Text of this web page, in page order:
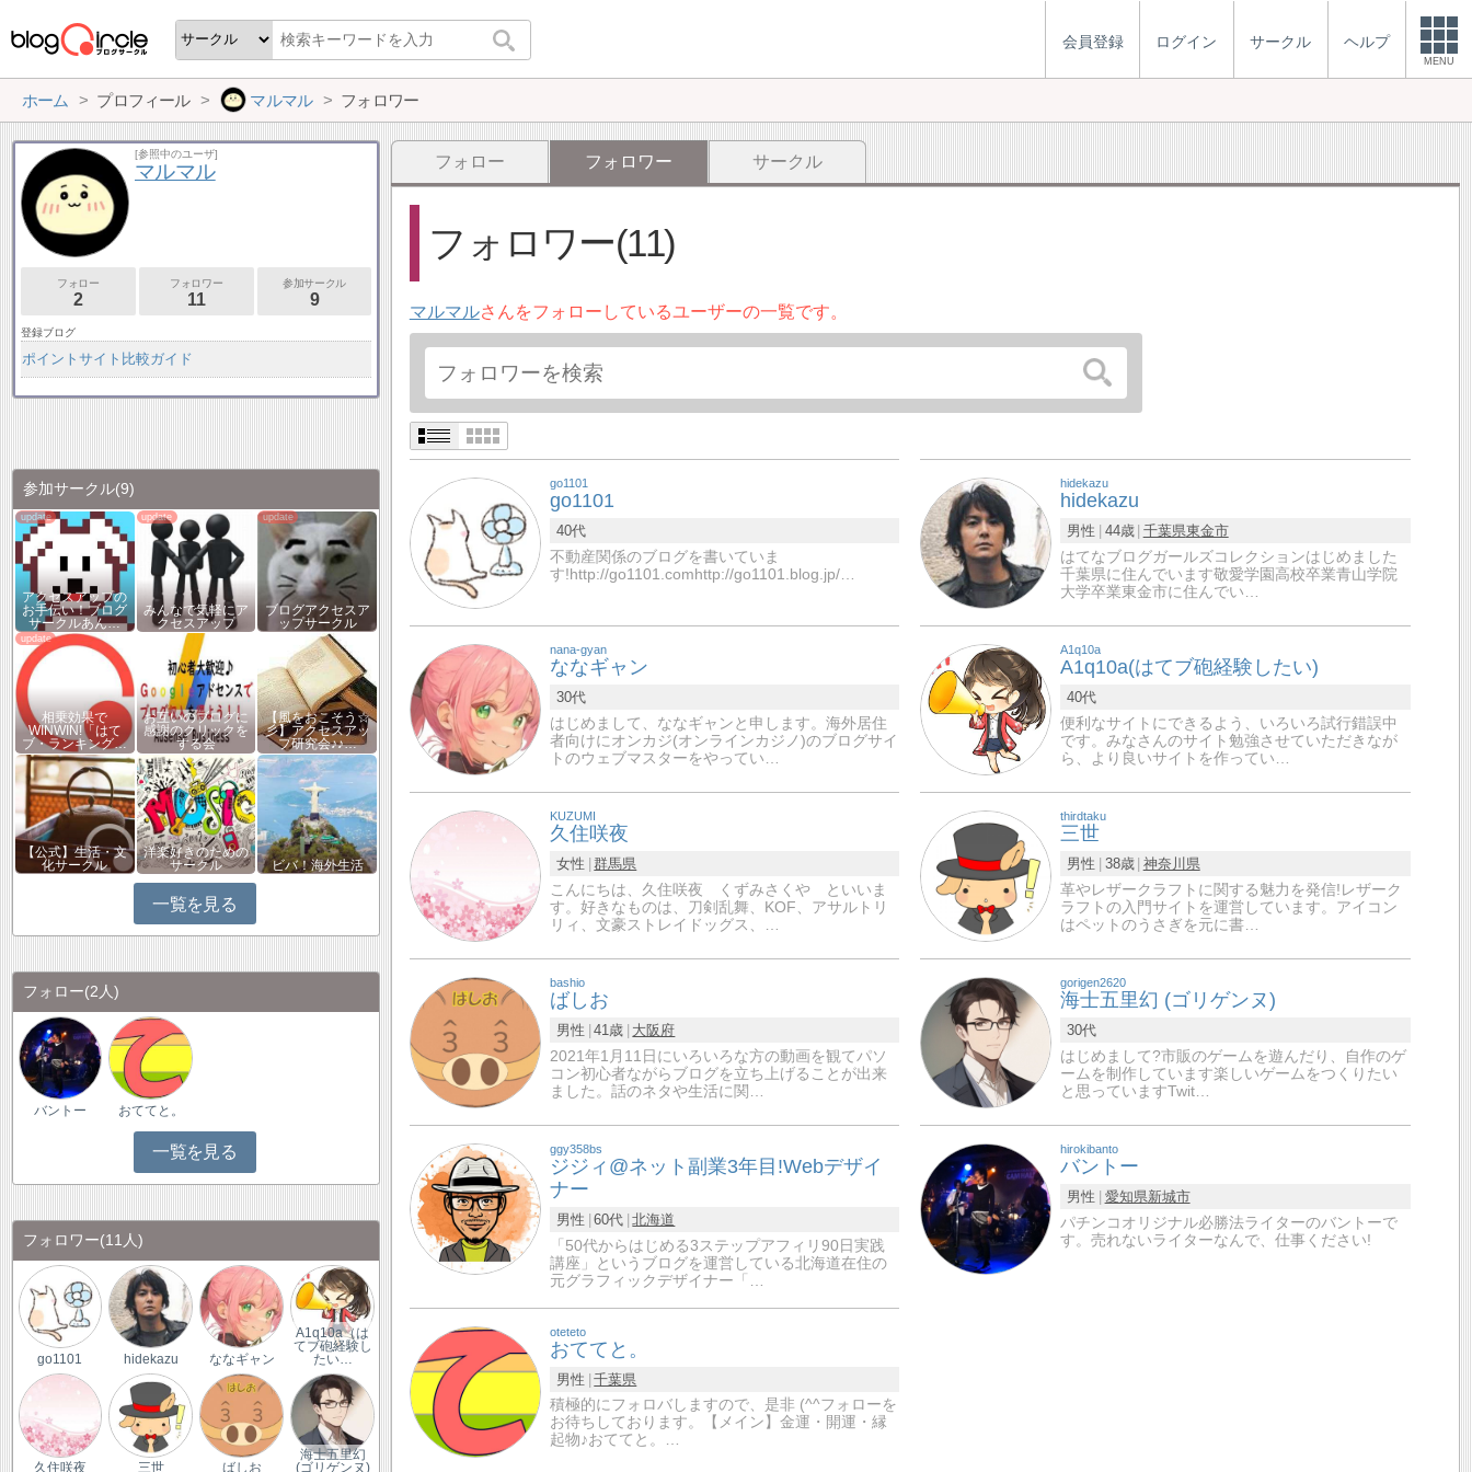
会員登録 ログイン サークル ヘルプ
MENU
ホーム プロフィール マルマル フォロワー
フォロー フォロワー サークル
フォロワー(11)
マルマルさんをフォローしているユーザーの一覧です。
go1101
go1101
40代
不動産関係のブログを書いていま
す!http://go1101.comhttp://go1101.blog.jp/…
hidekazu
hidekazu
男性 44歳 千葉県東金市
はてなブログガールズコレクションはじめました
千葉県に住んでいます敬愛学園高校卒業青山学院
大学卒業東金市に住んでい…
nana-gyan
ななギャン
30代
はじめまして、ななギャンと申します。海外居住
者向けにオンカジ(オンラインカジノ)のブログサイ
トのウェブマスターをやってい…
A1q10a
A1q10a(はてブ砲経験したい)
40代
便利なサイトにできるよう、いろいろ試行錯誤中
です。みなさんのサイト勉強させていただきなが
ら、より良いサイトを作ってい…
KUZUMI
久住咲夜
女性
群馬県
こんにちは、久住咲夜 くずみさくや といいま
す。好きなものは、刀剣乱舞、KOF、アサルトリ
リィ、文豪ストレイドッグス、…
thirdtaku
三世
男性 38歳 神奈川県
革やレザークラフトに関する魅力を発信!レザーク
ラフトの入門サイトを運営しています。アイコン
はペットのうさぎを元に書…
bashio
ばしお
男性 41歳 大阪府
2021年1月11日にいろいろな方の動画を観てパソ
コン初心者ながらブログを立ち上げることが出来
ました。話のネタや生活に関…
gorigen2620
海士五里幻 (ゴリゲンヌ)
30代
はじめまして?市販のゲームを遊んだり、自作のゲ
ームを制作しています楽しいゲームをつくりたい
と思っていますTwit…
ggy358bs
ジジィ@ネット副業3年目!Webデザイ
ナー
男性 60代 北海道
「50代からはじめる3ステップアフィリ90日実践
講座」というブログを運営している北海道在住の
元グラフィックデザイナー「…
hirokibanto
バントー
男性 愛知県新城市
パチンコオリジナル必勝法ライターのバントーで
す。売れないライターなんで、仕事ください!
oteteto
おててと。
男性
千葉県
積極的にフォロバしますので、是非 (^^フォローを
お待ちしております。【メイン】金運・開運・縁
起物♪おててと。…
[参照中のユーザ]
マルマル
フォロー
2
フォロワー
11
参加サークル
9
登録ブログ
ポイントサイト比較ガイド
参加サークル(9)
アクセスアップの
お手伝い！ブログ
サークルあん…
みんなで気軽にア
クセスアップ
ブログアクセスア
ップサークル
相乗効果で
WINWIN!「はて
ブ・ランキング…
お互いのブログに
感謝のクリックを
する会
【風をおこそう☆
彡】アクセスアッ
プ研究会♪♪…
【公式】生活・文
化サークル
洋楽好きのための
サークル
ビバ！海外生活
一覧を見る
フォロー(2人)
バントー おててと。
一覧を見る
フォロワー(11人)
go1101 hidekazu ななギャン
A1q10a（は
てブ砲経験し
たい…
久住咲夜 三世 ばしお
海士五里幻
(ゴリゲンヌ)